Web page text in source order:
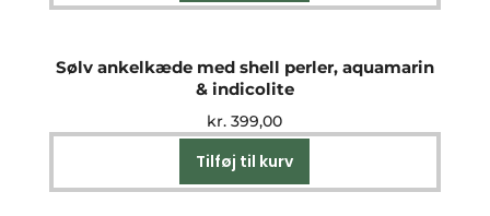
Sølv ankelkæde med shell perler, aquamarin
& indicolite
kr. 399,00
Tilføj til kurv